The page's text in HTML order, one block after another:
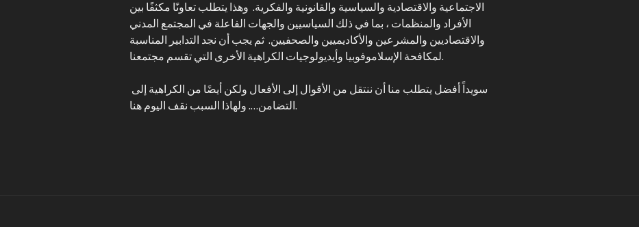
الاجتماعية والاقتصادية والسياسية والقانونية والفكرية. وهذا يتطلب تعاونًا مكثفًا بين
الأفراد والمنظمات ، بما في ذلك السياسيين والجهات الفاعلة في المجتمع المدني
والاقتصاديين والمشرعين والأكاديميين والصحفيين. ثم يجب أن نجد التدابير المناسبة
لمكافحة الإسلاموفوبيا وأيديولوجيات الكراهية الأخرى التي تقسم مجتمعنا.
التضامن…. ولهاذا السبب نقف اليوم هنا.